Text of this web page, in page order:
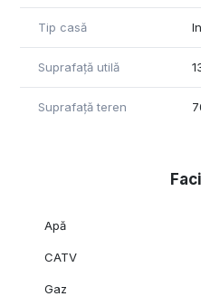
Tip casă
Suprafață utilă
Suprafață teren
Apă
CATV
Gaz